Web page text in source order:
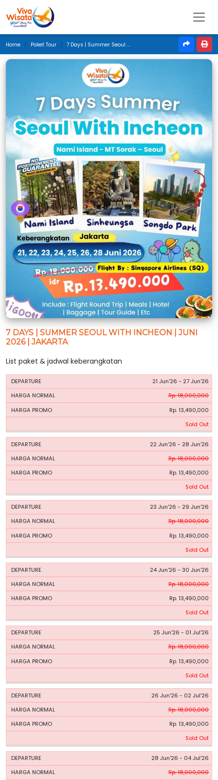
Home Paket Tour 7 Days | Summer Seoul With Incheon | Juni 2026 | Jakarta
7 DAYS | SUMMER SEOUL WITH INCHEON | JUNI
2026 | JAKARTA
List paket & jadwal keberangkatan
PERIODE
HARGA
21 Jun'26 - 27 Jun'26
Rp. 18,000,000
Rp. 13,490,000
Sold Out
22 Jun'26 - 28 Jun'26
Rp. 18,000,000
Rp. 13,490,000
Sold Out
23 Jun'26 - 29 Jun'26
Rp. 18,000,000
Rp. 13,490,000
Sold Out
24 Jun'26 - 30 Jun'26
Rp. 18,000,000
Rp. 13,490,000
Sold Out
25 Jun'26 - 01 Jul'26
Rp. 18,000,000
Rp. 13,490,000
Sold Out
26 Jun'26 - 02 Jul'26
Rp. 18,000,000
Rp. 13,490,000
Sold Out
28 Jun'26 - 04 Jul'26
Rp. 18,000,000